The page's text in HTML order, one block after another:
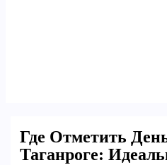
Где Отметить
Таганроге: